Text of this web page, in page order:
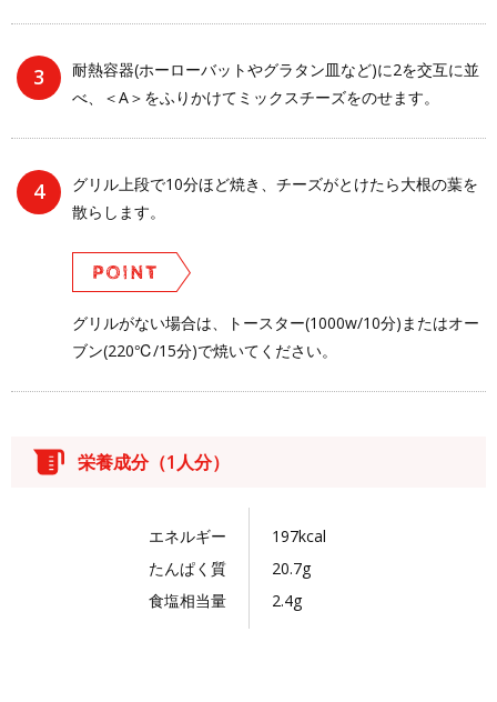
耐熱容器(ホーローバットやグラタン皿など)に2を交互に並
べ、＜A＞をふりかけてミックスチーズをのせます。
グリル上段で10分ほど焼き、チーズがとけたら大根の葉を
散らします。
グリルがない場合は、トースター(1000w/10分)またはオー
ブン(220℃/15分)で焼いてください。
栄養成分（1人分）
エネルギー
197kcal
たんぱく質
20.7g
食塩相当量
2.4g